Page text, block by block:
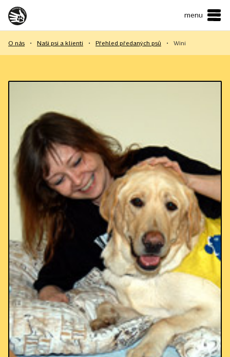
menu
O NÁS
KONTAKTY
E-shop
Podpořit
O nás • Naši psi a klienti • Přehled předaných psů • Wini